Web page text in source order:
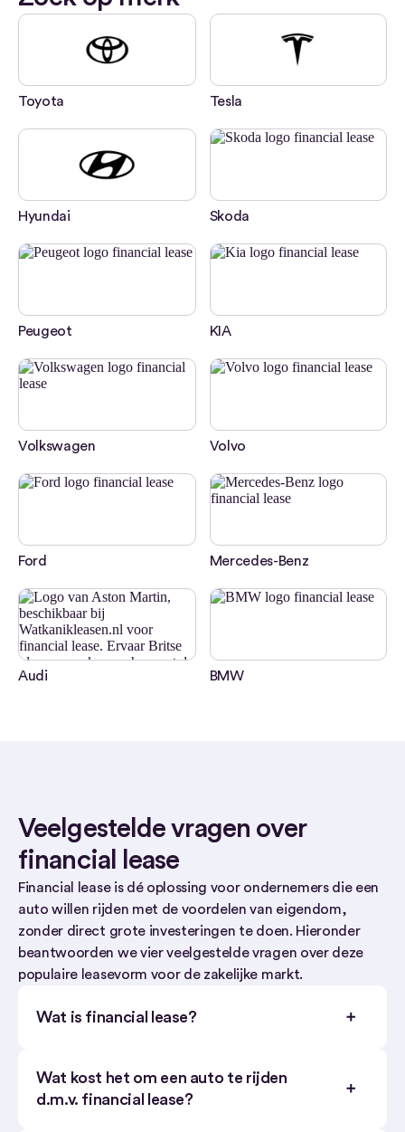
Toyota Tesla
Hyundai Skoda
Peugeot KIA
Volkswagen Volvo
Ford Mercedes-Benz
Audi BMW
Veelgestelde vragen over
financial lease
Financial lease is dé oplossing voor ondernemers die een
auto willen rijden met de voordelen van eigendom,
zonder direct grote investeringen te doen. Hieronder
beantwoorden we vier veelgestelde vragen over deze
populaire leasevorm voor de zakelijke markt.
Wat is financial lease?
Wat kost het om een auto te rijden
d.m.v. financial lease?